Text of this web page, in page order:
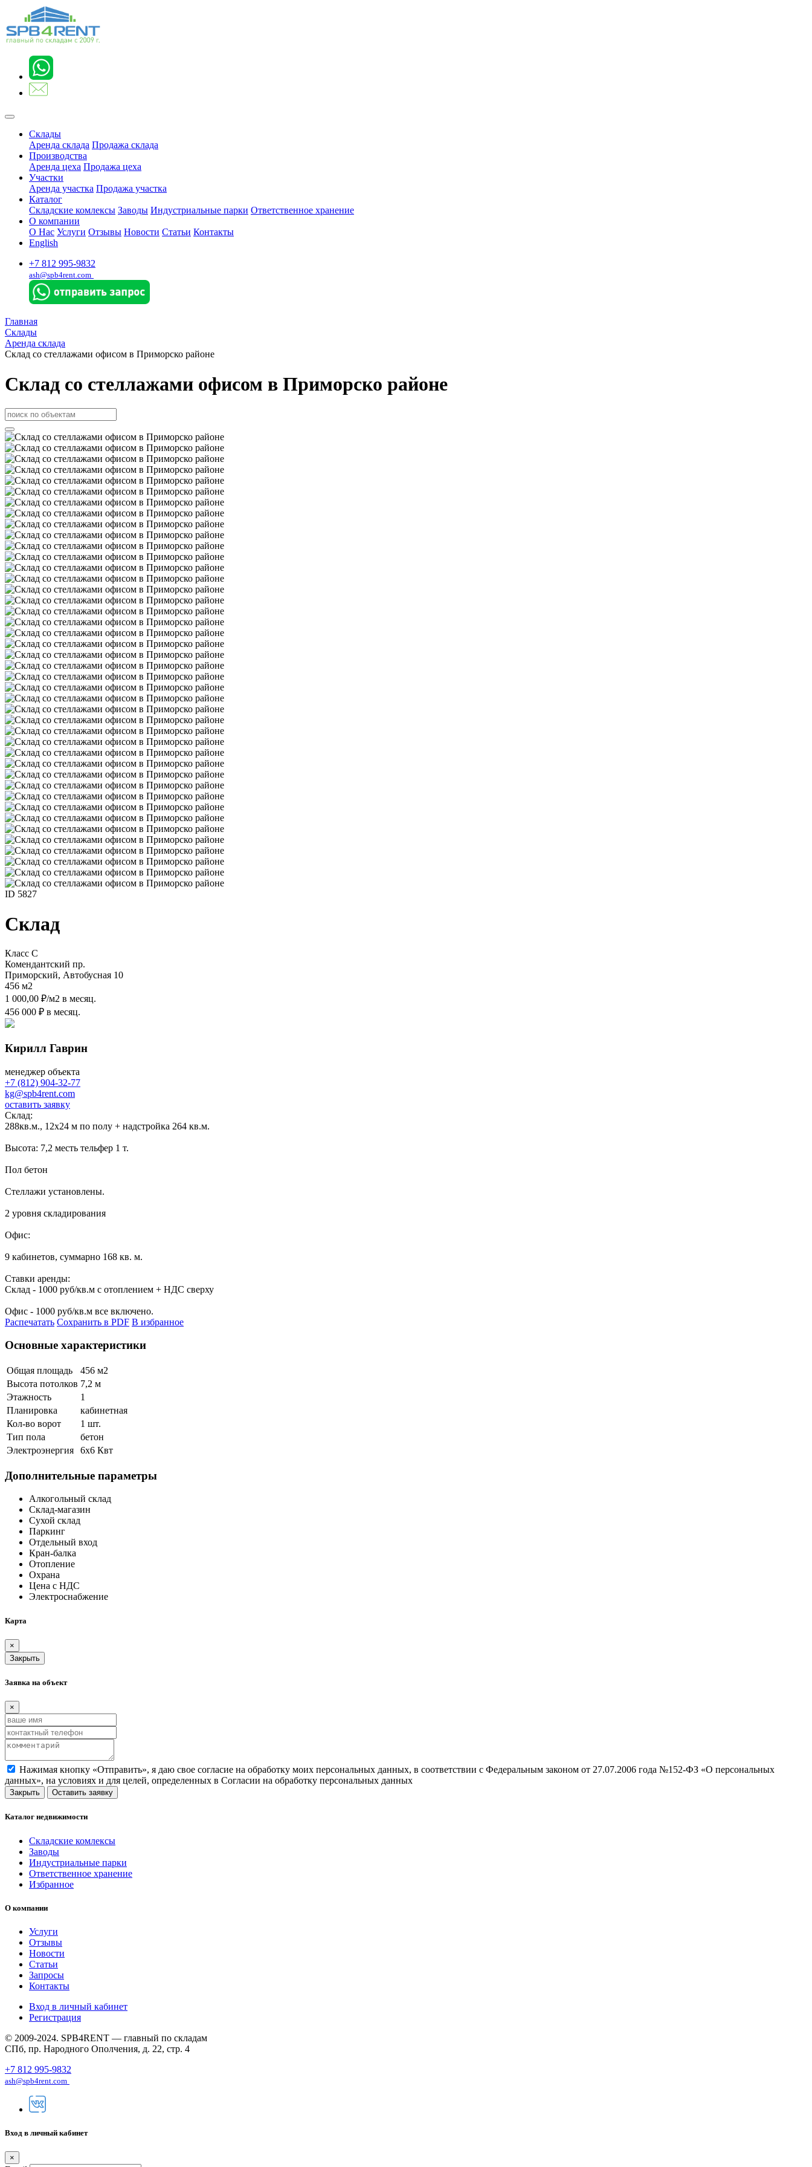
Склады
Аренда склада Продажа склада
Производства
Аренда цеха Продажа цеха
Участки
Аренда участка Продажа участка
Каталог
Складские комлексы Заводы Индустриальные парки Ответственное хранение
О компании
О Нас Услуги Отзывы Новости Статьи Контакты
English
+7 812 995-9832
ash@spb4rent.com
Главная
Склады
Аренда склада
Склад со стеллажами офисом в Приморско районе
Склад со стеллажами офисом в Приморско районе
ID 5827
Склад
Класс C
Комендантский пр.
Приморский, Автобусная 10
456 м2
1 000,00 ₽/м2 в месяц.
456 000 ₽ в месяц.
Кирилл Гаврин
менеджер объекта
+7 (812) 904-32-77
kg@spb4rent.com
оставить заявку
Склад:
288кв.м., 12х24 м по полу + надстройка 264 кв.м.
Высота: 7,2 месть тельфер 1 т.
Пол бетон
Стеллажи установлены.
2 уровня складирования
Офис:
9 кабинетов, суммарно 168 кв. м.
Ставки аренды:
Склад - 1000 руб/кв.м с отоплением + НДС сверху
Офис - 1000 руб/кв.м все включено.
Распечатать Сохранить в PDF В избранное
Основные характеристики
Общая площадь 456 м2
Высота потолков 7,2 м
Этажность
1
Планировка
кабинетная
Кол-во ворот
1 шт.
Тип пола
бетон
Электроэнергия
6х6 Квт
Дополнительные параметры
Алкогольный склад
Склад-магазин
Сухой склад
Паркинг
Отдельный вход
Кран-балка
Отопление
Охрана
Цена с НДС
Электроснабжение
Карта
×
Закрыть
Заявка на объект
×
Нажимая кнопку «Отправить», я даю свое согласие на обработку моих персональных данных, в соответствии с Федеральным законом от 27.07.2006 года №152-ФЗ «О персональных
данных», на условиях и для целей, определенных в Согласии на обработку персональных данных
Закрыть Оставить заявку
Каталог недвижимости
Складские комлексы
Заводы
Индустриальные парки
Ответственное хранение
Избранное
О компании
Услуги
Отзывы
Новости
Статьи
Запросы
Контакты
Вход в личный кабинет
Регистрация
© 2009-2024. SPB4RENT — главный по складам
СПб, пр. Народного Ополчения, д. 22, стр. 4
+7 812 995-9832
ash@spb4rent.com
Вход в личный кабинет
×